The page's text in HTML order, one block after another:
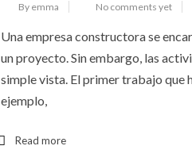
By emma No comments yet
Una empresa constructora se
un proyecto. Sin embargo, las
simple vista. El primer trabajo que
ejemplo,
Read more